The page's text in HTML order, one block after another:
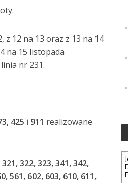
z 12 na 13 oraz z 13 na 14
na 15 listopada
nr 231.
425 i 911 realizowane
322, 323, 341, 342,
561, 602, 603, 610, 611,